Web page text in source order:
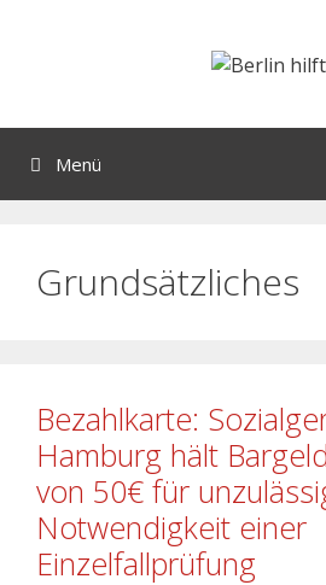
Menü
Grundsätzliches
Bezahlkarte:
Hamburg hält
von 50€ für
Notwendigkeit einer
Einzelfallprüfung